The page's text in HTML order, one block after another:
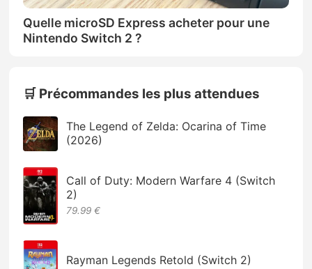
Quelle microSD Express acheter pour une
Nintendo Switch 2 ?
🛒 Précommandes les plus attendues
The Legend of Zelda: Ocarina of Time
(2026)
Call of Duty: Modern Warfare 4 (Switch
2)
79.99 €
Rayman Legends Retold (Switch 2)